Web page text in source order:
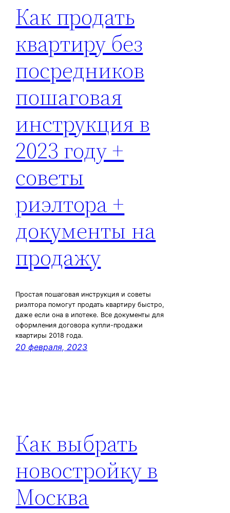
Как продать
квартиру без
посредников
пошаговая
инструкция в
2023 году +
советы
риэлтора +
документы на
продажу
Простая пошаговая инструкция и советы
риэлтора помогут продать квартиру быстро,
даже если она в ипотеке. Все документы для
оформления договора купли-продажи
квартиры 2018 года.
20 февраля, 2023
Как выбрать
новостройку в
Москва